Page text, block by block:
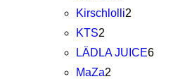
Kirschlolli2
KTS2
LÄDLA JUICE6
MaZa2